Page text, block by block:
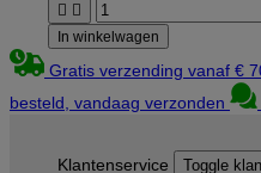
 
In winkelwagen
Gratis verzending vanaf €
besteld, vandaag verzonden
Klantenservice Toggle